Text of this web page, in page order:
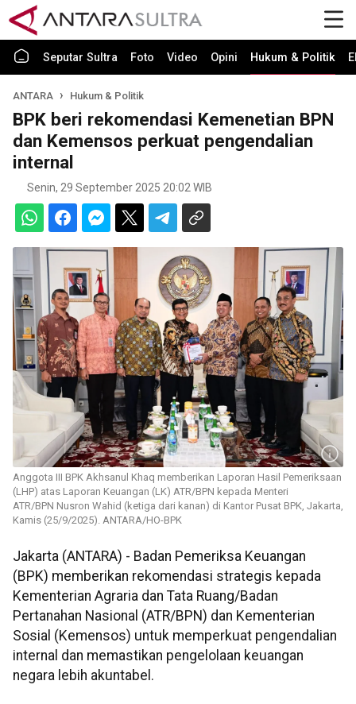
Seputar Sultra Foto Video Opini Hukum & Politik
ANTARA Hukum & Politik
BPK beri rekomendasi Kemenetian BPN
dan Kemensos perkuat pengendalian
internal
Senin, 29 September 2025 20:02 WIB
Anggota III BPK Akhsanul Khaq memberikan Laporan Hasil Pemeriksaan
(LHP) atas Laporan Keuangan (LK) ATR/BPN kepada Menteri
ATR/BPN Nusron Wahid (ketiga dari kanan) di Kantor Pusat BPK, Jakarta,
Kamis (25/9/2025). ANTARA/HO-BPK
Jakarta (ANTARA) - Badan Pemeriksa Keuangan
(BPK) memberikan rekomendasi strategis kepada
Kementerian Agraria dan Tata Ruang/Badan
Pertanahan Nasional (ATR/BPN) dan Kementerian
Sosial (Kemensos) untuk memperkuat pengendalian
internal dan memastikan pengelolaan keuangan
negara lebih akuntabel.